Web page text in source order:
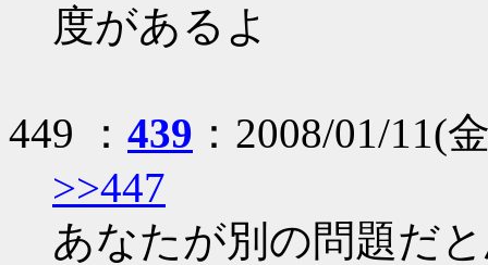
度があるよ
449 ： 439 ：2008/01/11(
>>447
あなたが別の問題だ